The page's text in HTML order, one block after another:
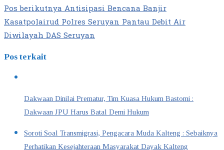
Pos berikutnyaAntisipasi Bencana Banjir
Kasatpolairud Polres Seruyan Pantau Debit Air
Diwilayah DAS Seruyan
Pos terkait
Dakwaan Dinilai Prematur, Tim Kuasa Hukum Bastomi :
Dakwaan JPU Harus Batal Demi Hukum
Soroti Soal Transmigrasi, Pengacara Muda Kalteng : Sebaiknya
Perhatikan Kesejahteraan Masyarakat Dayak Kalteng